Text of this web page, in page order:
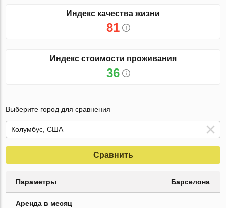
Индекс качества жизни
81
Индекс стоимости проживания
36
Выберите город для сравнения
Сравнить
Параметры Барселона
Аренда в месяц